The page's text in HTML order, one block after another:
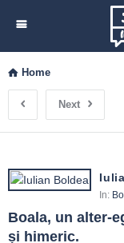
Home
Next
In:
Boala, un alter-
și himeric.